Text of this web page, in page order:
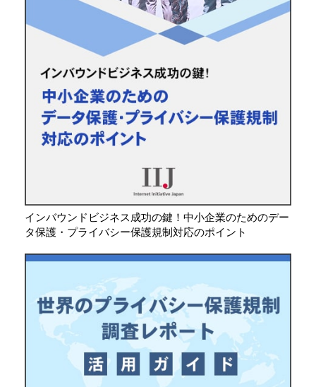
インバウンドビジネス成功の鍵！中小企業のためのデー
タ保護・プライバシー保護規制対応のポイント